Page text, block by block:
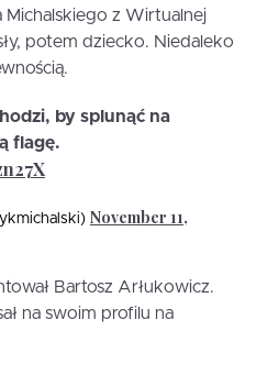
z Wirtualnej
potem dziecko. Niedaleko
by splunąć na
flagę.
November 11,
Bartosz Arłukowicz.
na swoim profilu na